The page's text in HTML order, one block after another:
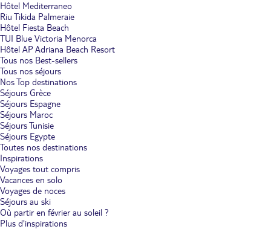
Hôtel Mediterraneo
Riu Tikida Palmeraie
Hôtel Fiesta Beach
TUI Blue Victoria Menorca
Hôtel AP Adriana Beach Resort
Tous nos Best-sellers
Tous nos séjours
Nos Top destinations
Séjours Grèce
Séjours Espagne
Séjours Maroc
Séjours Tunisie
Séjours Egypte
Toutes nos destinations
Inspirations
Voyages tout compris
Vacances en solo
Voyages de noces
Séjours au ski
Où partir en février au soleil ?
Plus d'inspirations